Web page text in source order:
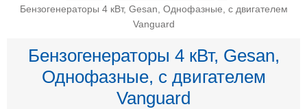
Бензогенераторы 4 кВт, Gesan, Однофазные, с двигателем
Vanguard
Бензогенераторы 4 кВт, Gesan,
Однофазные, с двигателем
Vanguard